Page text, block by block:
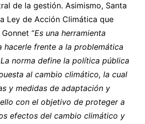
de la gestión. Asimismo, Santa
Ley de Acción Climática que
“Es una herramienta
hacerle frente a la problemática
norma define la política pública
al cambio climático, la cual
y medidas de adaptación y
con el objetivo de proteger a
efectos del cambio climático y